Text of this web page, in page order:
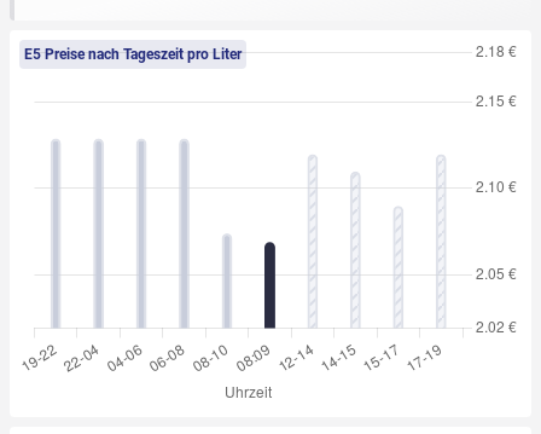
E5 Preise nach Tageszeit pro Liter